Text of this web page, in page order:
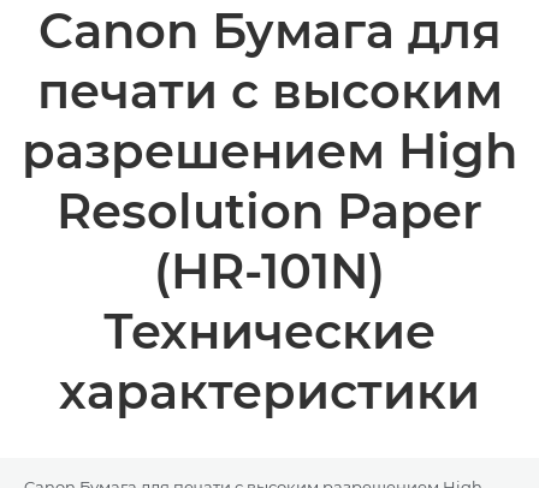
Фотобумага — A4, A3, A3+, A2, 4x6, 5x5, 5x7 — Глянцевая, Матовая, Глянцевитая
Canon Бумага для
печати с высоким
разрешением High
Resolution Paper
(HR-101N)
Технические
характеристики